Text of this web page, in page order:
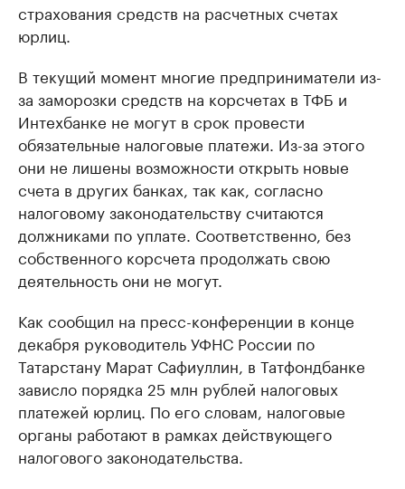
страхования средств на расчетных счетах
юрлиц.
В текущий момент многие предприниматели из-
за заморозки средств на корсчетах в ТФБ и
Интехбанке не могут в срок провести
обязательные налоговые платежи. Из-за этого
они не лишены возможности открыть новые
счета в других банках, так как, согласно
налоговому законодательству считаются
должниками по уплате. Соответственно, без
собственного корсчета продолжать свою
деятельность они не могут.
Как сообщил на пресс-конференции в конце
декабря руководитель УФНС России по
Татарстану Марат Сафиуллин, в Татфондбанке
зависло порядка 25 млн рублей налоговых
платежей юрлиц. По его словам, налоговые
органы работают в рамках действующего
налогового законодательства.